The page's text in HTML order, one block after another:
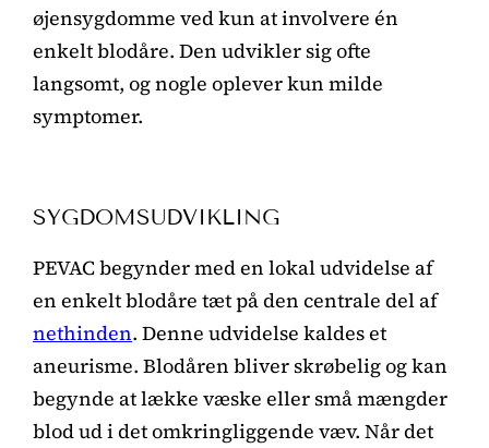
øjensygdomme ved kun at involvere én
enkelt blodåre. Den udvikler sig ofte
langsomt, og nogle oplever kun milde
symptomer.
SYGDOMSUDVIKLING
PEVAC begynder med en lokal udvidelse af
en enkelt blodåre tæt på den centrale del af
nethinden. Denne udvidelse kaldes et
aneurisme. Blodåren bliver skrøbelig og kan
begynde at lække væske eller små mængder
blod ud i det omkringliggende væv. Når det